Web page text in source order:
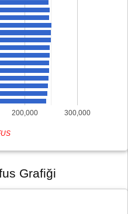
200,000 300,000
Grafiği